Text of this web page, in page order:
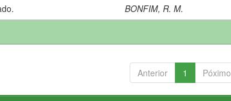
BONFIM, R. M.
Anterior 1 Póximo